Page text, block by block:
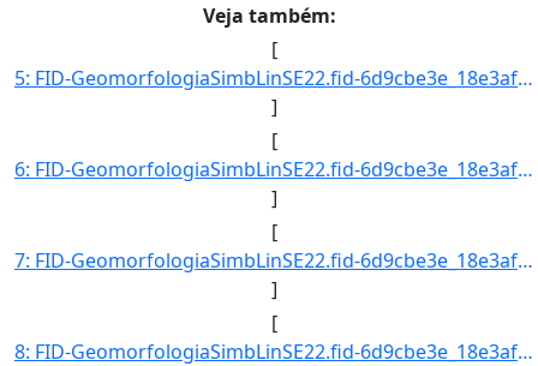
Veja também:
[
5: FID-GeomorfologiaSimbLinSE22.fid-6d9cbe3e_18e3af5da6c_-21c4-Folha-SE22-Codigo_Grupo_Genese-4-Nome_Gr]
]
[
6: FID-GeomorfologiaSimbLinSE22.fid-6d9cbe3e_18e3af5da6c_-21c3-Folha-SE22-Codigo_Grupo_Genese-4-Nome_Gr]
]
[
7: FID-GeomorfologiaSimbLinSE22.fid-6d9cbe3e_18e3af5da6c_-21c2-Folha-SE22-Codigo_Grupo_Genese-4-Nome_Gr]
]
[
8: FID-GeomorfologiaSimbLinSE22.fid-6d9cbe3e_18e3af5da6c_-21c1-Folha-SE22-Codigo_Grupo_Genese-9-Nome_Gr]